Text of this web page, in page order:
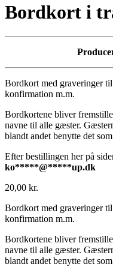
Bordkort i
Bordkort med graveringer
konfirmation m.m.
Bordkortene bliver
navne til alle gæster.
blandt andet benytte det
Efter bestillingen her på
ko*****@*****up.dk
20,00 kr.
Bordkort med graveringer
konfirmation m.m.
Bordkortene bliver
navne til alle gæster.
blandt andet benytte det